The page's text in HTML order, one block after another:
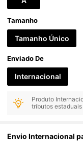
Disponíveis
Tamanho
Tamanho Único
Enviado De
Internacional
Produto
tributos
Envio Internacional